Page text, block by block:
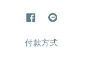
付款方式